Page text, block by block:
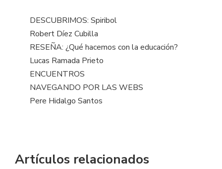
DESCUBRIMOS: Spiribol
Robert Díez Cubilla
RESEÑA: ¿Qué hacemos con la educación?
Lucas Ramada Prieto
ENCUENTROS
NAVEGANDO POR LAS WEBS
Pere Hidalgo Santos
Artículos relacionados